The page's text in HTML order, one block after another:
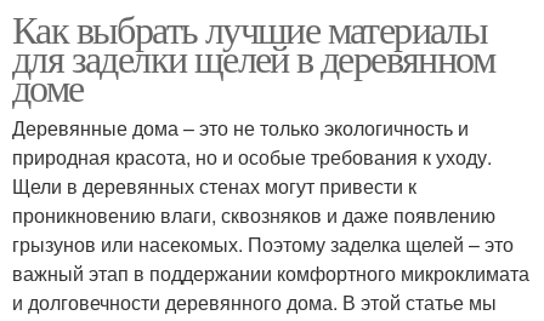
Как выбрать лучшие материалы
для заделки щелей в деревянном
доме
Деревянные дома – это не только экологичность и
природная красота, но и особые требования к уходу.
Щели в деревянных стенах могут привести к
проникновению влаги, сквозняков и даже появлению
грызунов или насекомых. Поэтому заделка щелей – это
важный этап в поддержании комфортного микроклимата
и долговечности деревянного дома. В этой статье мы